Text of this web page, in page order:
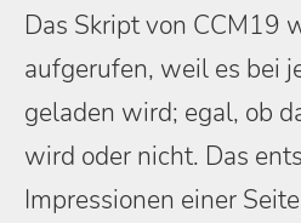
Das Skript von CCM19
aufgerufen, weil es bei
geladen wird; egal, ob
wird oder nicht. Das
Impressionen einer